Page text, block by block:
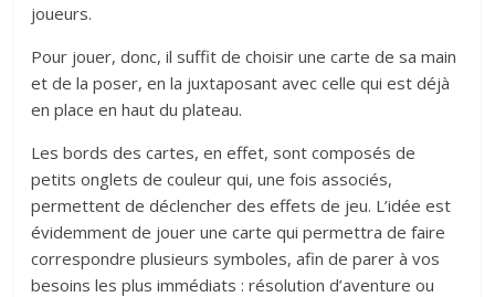
joueurs.
Pour jouer, donc, il suffit de choisir une carte de sa main
et de la poser, en la juxtaposant avec celle qui est déjà
en place en haut du plateau.
Les bords des cartes, en effet, sont composés de
petits onglets de couleur qui, une fois associés,
permettent de déclencher des effets de jeu. L’idée est
évidemment de jouer une carte qui permettra de faire
correspondre plusieurs symboles, afin de parer à vos
besoins les plus immédiats : résolution d’aventure ou